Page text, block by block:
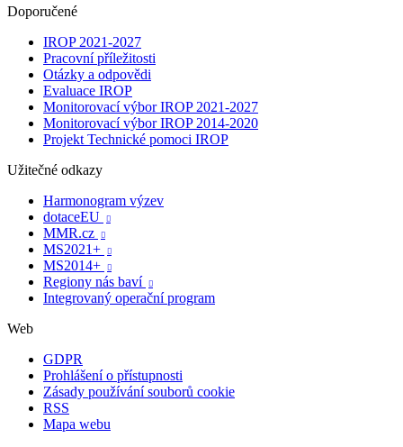
Doporučené
IROP 2021-2027
Pracovní příležitosti
Otázky a odpovědi
Evaluace IROP
Monitorovací výbor IROP 2021-2027
Monitorovací výbor IROP 2014-2020
Projekt Technické pomoci IROP
Užitečné odkazy
Harmonogram výzev
dotaceEU

MMR.cz 
MS2021+ 
MS2014+ 
Regiony nás baví 
Integrovaný operační program
Web
GDPR
Prohlášení o přístupnosti
Zásady používání souborů cookie
RSS
Mapa webu